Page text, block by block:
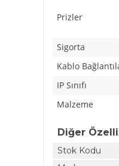
Prizler
Sigorta
Kablo
IP Sınıfı
Malzeme
Diğer
Stok Kodu